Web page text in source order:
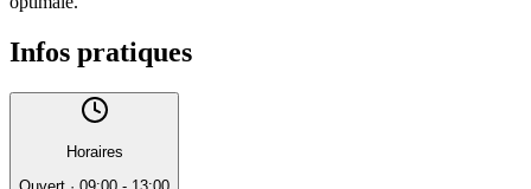
Infos pratiques
Horaires